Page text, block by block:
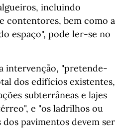
incluindo
contentores, bem como a
espaço", pode ler-se no
intervenção, "pretende-
dos edifícios existentes,
subterrâneas e lajes
e "os ladrilhos ou
pavimentos devem ser